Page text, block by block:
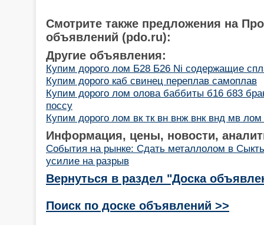
Смотрите также предложения на
объявлений (pdo.ru):
Другие объявления:
Купим дорого лом Б28 Б26 Ni содержащие
Купим дорого каб свинец переплав самоплав
Купим дорого лом олова баббиты б16 б83
поссу
Купим дорого лом вк тк вн внж внк внд мв
Информация, цены, новости,
События на рынке: Сдать металлолом в
усилие на разрыв
Вернуться в раздел "Доска
Поиск по доске объявлений >>